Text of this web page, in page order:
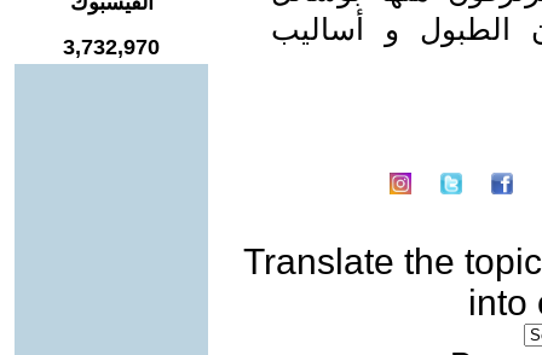
الطبول و أساليب
Translate the topic
into
3,732,970